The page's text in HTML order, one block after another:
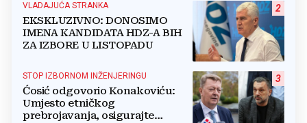
2
VLADAJUĆA STRANKA
EKSKLUZIVNO: DONOSIMO
IMENA KANDIDATA HDZ-A BIH
ZA IZBORE U LISTOPADU
3
STOP IZBORNOM INŽENJERINGU
Ćosić odgovorio Konakoviću:
Umjesto etničkog
prebrojavanja, osigurajte